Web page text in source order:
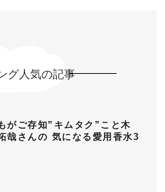
グ人気の記事
がご存知”キムタク”こと木
哉さんの 気になる愛用香水3